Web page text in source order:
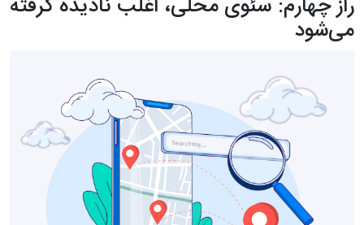
راز چهارم: سئوی محلی، اغلب نادیده گرفته
می‌شود